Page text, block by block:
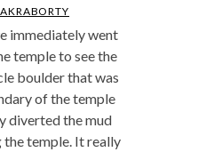
immediately went
temple to see the
boulder that was
of the temple
diverted the mud
temple. It really